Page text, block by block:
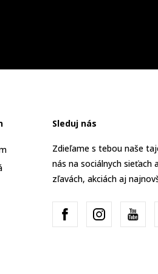
Sleduj nás
Zdieľame s tebou naše
nás na sociálnych sieťach
zľavách, akciách aj